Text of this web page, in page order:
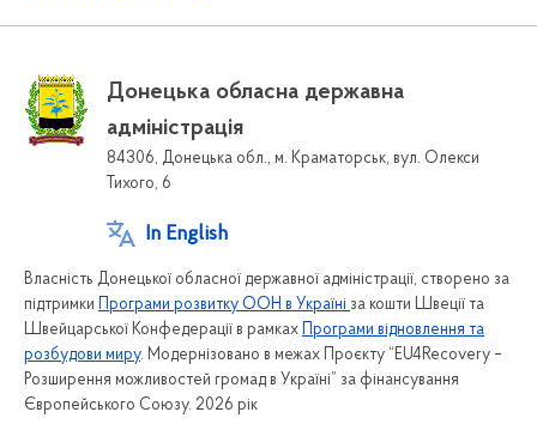
Донецька обласна державна
адміністрація
84306, Донецька обл., м. Краматорськ, вул. Олекси
Тихого, 6
In English
Власність Донецької обласної державної адміністрації, створено за
підтримки Програми розвитку ООН в Україні за кошти Швеції та
Швейцарської Конфедерації в рамках Програми відновлення та
розбудови миру. Модернізовано в межах Проєкту “EU4Recovery –
Розширення можливостей громад в Україні” за фінансування
Європейського Союзу. 2026 рік